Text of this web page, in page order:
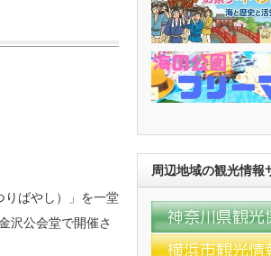
りばやし）」を一堂
沢公会堂で開催さ
周辺地域の観光情報